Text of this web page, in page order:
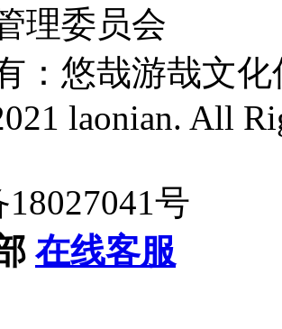
理委员会
：悠哉游哉文
laonian. All
号
在线客服